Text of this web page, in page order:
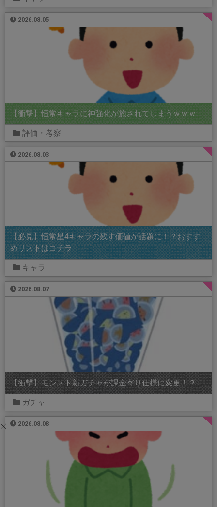
2026.08.05
【衝撃】恒常キャラに神強化が施されてしまうｗｗｗ
評価・考察
2026.08.03
【必見】恒常星4キャラの残す価値が話題に！？おすす
めリストはコチラ
キャラ
2026.08.07
【衝撃】モンスト新ガチャが課金寄り仕様に変更！？
ガチャ
2026.08.08